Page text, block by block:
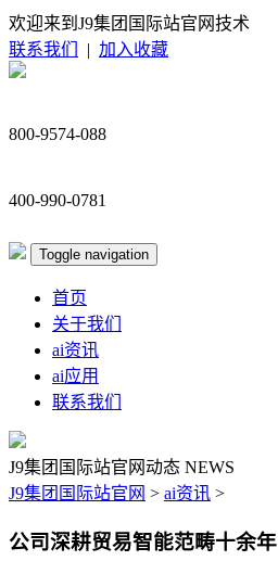
欢迎来到J9集团国际站官网技术
联系我们
| 加入收藏
800-9574-088
400-990-0781
Toggle navigation
首页
关于我们
ai资讯
ai应用
联系我们
J9集团国际站官网动态 NEWS
J9集团国际站官网 > ai资讯 >
公司深耕贸易智能范畴十余年